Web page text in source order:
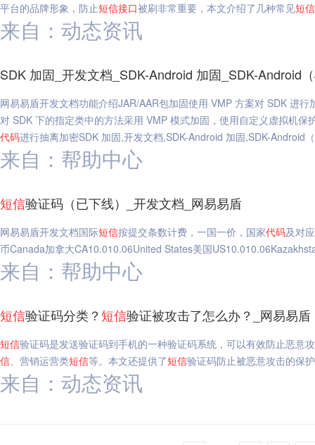
平台的品牌形象，防止短信接口被刷非常重要，本文介绍了几种常见短信
来自：动态资讯
SDK 加固_开发文档_SDK-Android 加固_SDK-Android
网易易盾开发文档功能介绍JAR/AAR包加固使用 VMP 方案对 SDK 进
对 SDK 下的指定类中的方法采用 VMP 模式加固，使用自定义虚拟机保
代码进行抽离加密SDK 加固,开发文档,SDK-Android 加固,SDK-Android
来自：帮助中心
短信验证码（已下线）_开发文档_网易易盾
网易易盾开发文档国际短信按提交条数计费，一国一价，国家代码及对
币Canada加拿大CA10.010.06United States美国
来自：帮助中心
短信验证码分类？短信验证被攻击了怎么办？_网易易盾
短信验证码是发送验证码到手机的一种验证码系统，可以有效防止恶意
信、营销运营类短信等。本文还提供了短信验证码防止被恶意攻击的保
来自：动态资讯